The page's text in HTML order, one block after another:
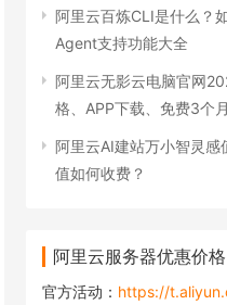
阿里云百炼CLI是什么？
Agent支持功能大全
阿里云无影云电脑官网
格、APP下载、免费3个
阿里云AI建站万小智灵感
值如何收费？
阿里云服务器优惠价格
官方活动： https://